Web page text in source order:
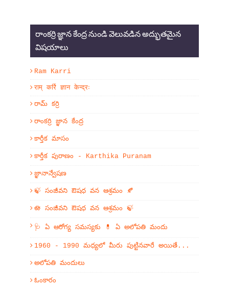
రాంకర్రి జ్ఞాన కేంద్ర నుండి వెలువడిన అద్భుతమైన
విషయాలు
Ram Karri
राम् कर्रि ज्ञान केन्द्रः
రామ్ కర్రి
రాంకర్రి జ్ఞాన కేంద్ర
కార్తీక మాసం
కార్తీక పురాణం - Karthika Puranam
జ్ఞానాన్వేషణ
🍃 సంజీవని ఔషధ వన ఆశ్రమం 🍂
🪷 సంజీవని ఔషధ వన ఆశ్రమం 🍃
🩺 ఏ ఆరోగ్య సమస్యకు 💊 ఏ అలోపతి మందు
1960 - 1990 మధ్యలో మీరు పుట్టినవారే అయితే...
అలోపతి మందులు
ఓంకారం